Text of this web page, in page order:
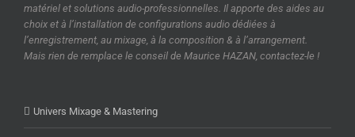
matériel et solutions audio-professionnelles. Il apporte des aides au
choix et à l’installation de configurations audio dédiées à
l’enregistrement, au mixage, à la composition & à l’arrangement.
Mais rien de remplace le conseil de Maurice HAZAN, contactez-le !
Univers Mixage & Mastering